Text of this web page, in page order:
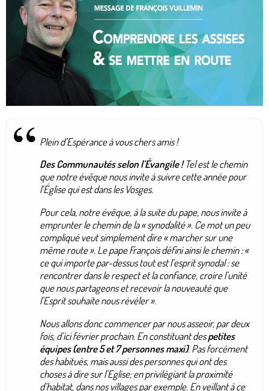
Plein d’Espérance à vous chers amis !
Des Communautés selon l’Évangile !Tel est le chemin
que notre évêque nous invite à suivre cette année pour
l’Église qui est dans les Vosges.
Pour cela, notre évêque, à la suite du pape, nous invite à
emprunter le chemin de la« synodalité ». Ce mot un peu
compliqué veut simplement dire« marcher sur une
même route ». Le pape François défini ainsi le chemin :«
ce qui importe par-dessus tout est l’esprit synodal : se
rencontrer dans le respect et la confiance, croire l’unité
que nous partageons et recevoir la nouveauté que
l’Esprit souhaite nous révéler ».
Nous allons donc commencer par nous asseoir, par deux
fois, d’ici février prochain. En constituant despetites
équipes (entre 5 et 7 personnes maxi). Pas forcément
des habitués, mais aussi des personnes qui ont des
choses à dire sur l’Eglise; en privilégiant la proximité
d’habitat, dans nos villages par exemple. En veillant à ce